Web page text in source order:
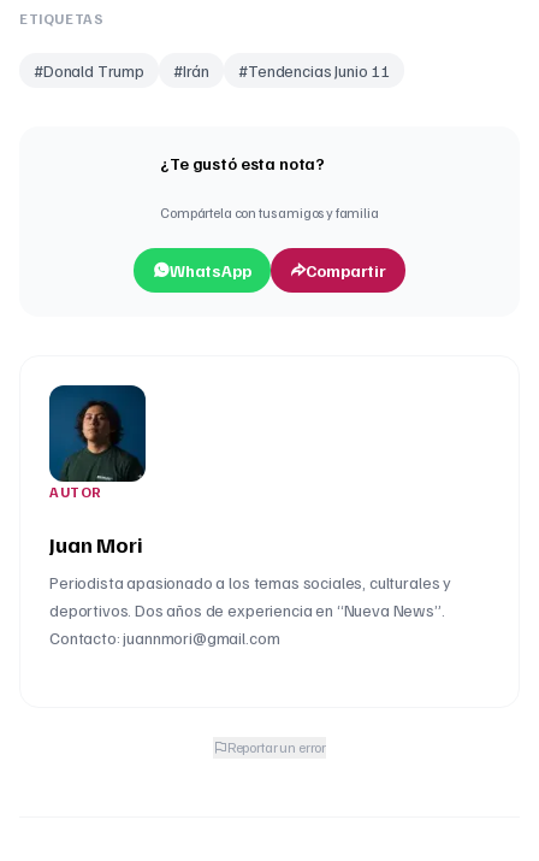
ETIQUETAS
#Donald Trump #Irán #Tendencias Junio 11
¿Te gustó esta nota?
Compártela con tus amigos y familia
WhatsApp Compartir
AUTOR
Juan Mori
Periodista apasionado a los temas sociales, culturales y
deportivos. Dos años de experiencia en “Nueva News”.
Contacto: juannmori@gmail.com
Reportar un error